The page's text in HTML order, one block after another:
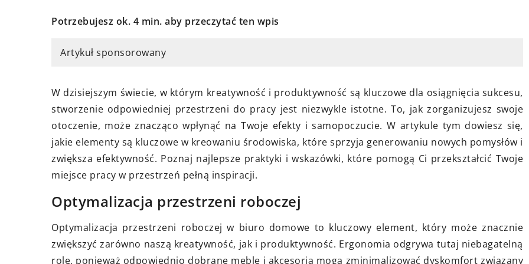
Potrzebujesz ok. 4 min. aby przeczytać ten wpis
Artykuł sponsorowany
W dzisiejszym świecie, w którym kreatywność i produktywność są kluczowe dla osiągnięcia sukcesu,
stworzenie odpowiedniej przestrzeni do pracy jest niezwykle istotne. To, jak zorganizujesz swoje
otoczenie, może znacząco wpłynąć na Twoje efekty i samopoczucie. W artykule tym dowiesz się,
jakie elementy są kluczowe w kreowaniu środowiska, które sprzyja generowaniu nowych pomysłów i
zwiększa efektywność. Poznaj najlepsze praktyki i wskazówki, które pomogą Ci przekształcić Twoje
miejsce pracy w przestrzeń pełną inspiracji.
Optymalizacja przestrzeni roboczej
Optymalizacja przestrzeni roboczej w biuro domowe to kluczowy element, który może znacznie
zwiększyć zarówno naszą kreatywność, jak i produktywność. Ergonomia odgrywa tutaj niebagatelną
rolę, ponieważ odpowiednio dobrane meble i akcesoria mogą zminimalizować dyskomfort związany
prawidłowo przygotować grunt
budowlanych?
skuteczne metody na
gruntu do prac
Naucz się, jak
stabilność i dużą trwałość
konstrukcji.
Jak wybrać idealne drzwi
wewnętrzne dla twojego domu:
Przewodnik po kolekcji Erkado
Poznaj kolekcję drzwi wewnętrznych
Erkado i dowiedz się, jak dobrać
idealny model dopasowany do stylu
i potrzeb twojego domu.
Bezpieczne korzystanie z
praktyczne porady dla
początkujących
Dowiedz się, jak bezpiecznie
korzystać z wyrzutni dzięki
unikaj częstych błędów.